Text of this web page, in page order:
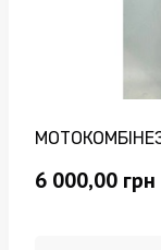
6 000,00 грн